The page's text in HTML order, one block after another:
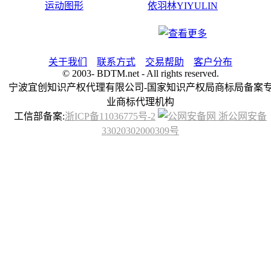
运动图形 依羽林YIYULIN
关于我们 联系方式 交易帮助
客户分布
© 2003-BDTM.net - All rights reserved.
宁波宜创知识产权代理有限公司-国家知识产权局商标局备案
业商标代理机构
工信部备案:浙ICP备11036775号-2
浙公网安备
33020302000309号